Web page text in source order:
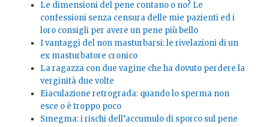
Le dimensioni del pene contano o no? Le
confessioni senza censura delle mie pazienti ed i
loro consigli per avere un pene più bello
I vantaggi del non masturbarsi: le rivelazioni di un
ex masturbatore cronico
La ragazza con due vagine che ha dovuto perdere la
verginità due volte
Eiaculazione retrograda: quando lo sperma non
esce o è troppo poco
Smegma: i rischi dell’accumulo di sporco sul pene